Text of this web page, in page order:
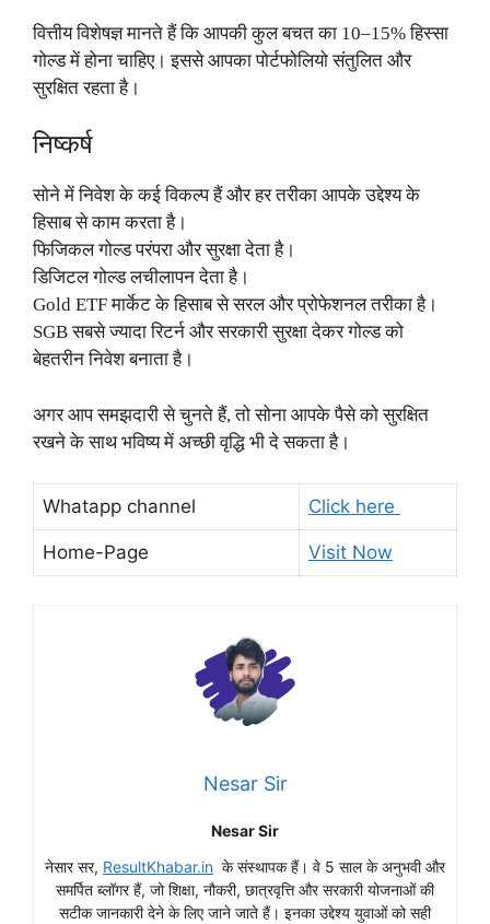
वित्तीय विशेषज्ञ मानते हैं कि आपकी कुल बचत का 10–15% हिस्सा
गोल्ड में होना चाहिए। इससे आपका पोर्टफोलियो संतुलित और
सुरक्षित रहता है।
निष्कर्ष
सोने में निवेश के कई विकल्प हैं और हर तरीका आपके उद्देश्य के
हिसाब से काम करता है।
फिजिकल गोल्ड परंपरा और सुरक्षा देता है।
डिजिटल गोल्ड लचीलापन देता है।
Gold ETF मार्केट के हिसाब से सरल और प्रोफेशनल तरीका है।
SGB सबसे ज्यादा रिटर्न और सरकारी सुरक्षा देकर गोल्ड को
बेहतरीन निवेश बनाता है।
अगर आप समझदारी से चुनते हैं, तो सोना आपके पैसे को सुरक्षित
रखने के साथ भविष्य में अच्छी वृद्धि भी दे सकता है।
Whatapp channel Click here
Home-Page Visit Now
Nesar Sir
Nesar Sir
नेसार सर, ResultKhabar.in के संस्थापक हैं। वे 5 साल के अनुभवी और
समर्पित ब्लॉगर हैं, जो शिक्षा, नौकरी, छात्रवृत्ति और सरकारी योजनाओं की
सटीक जानकारी देने के लिए जाने जाते हैं। इनका उद्देश्य युवाओं को सही